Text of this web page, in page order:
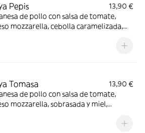
Pepis
13,90 €
de pollo con salsa de tomate,
mozzarella, cebolla caramelizada,
Tomasa
13,90 €
de pollo con salsa de tomate,
mozzarella, sobrasada y miel,